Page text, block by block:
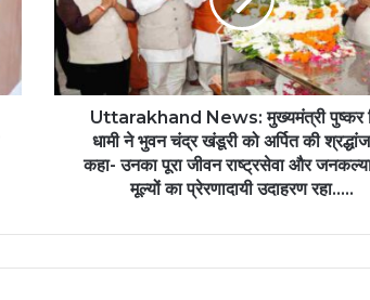
Uttarakhand News: मुख्यमंत्री पुष्कर
धामी ने भुवन चंद्र खंडूरी को अर्पित की
कहा- उनका पूरा जीवन राष्ट्रसेवा और
मूल्यों का प्रेरणादायी उदाहरण रहा…..